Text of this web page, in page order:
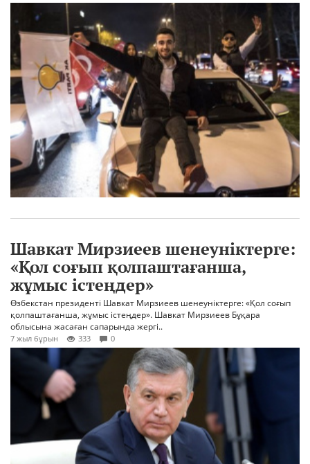
Шавкат Мирзиеев шенеуніктерге:
«Қол соғып қолпаштағанша,
жұмыс істеңдер»
Өзбекстан президенті Шавкат Мирзиеев шенеуніктерге: «Қол соғып
қолпаштағанша, жұмыс істеңдер». Шавкат Мирзиеев Бұқара
облысына жасаған сапарында жергі..
7 жыл бұрын 333 0